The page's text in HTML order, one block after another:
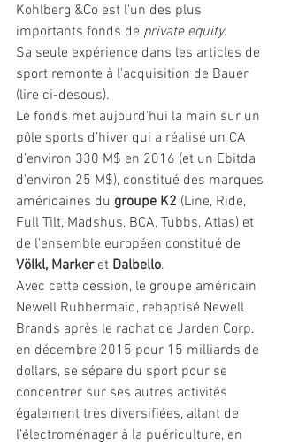
Kohlberg &Co est l'un des plus
importants fonds de private equity.
Sa seule expérience dans les articles de
sport remonte à l'acquisition de Bauer
(lire ci-desous).
Le fonds met aujourd'hui la main sur un
pôle sports d’hiver qui a réalisé un CA
d’environ 330 M$ en 2016 (et un Ebitda
d'environ 25 M$), constitué des marques
américaines du groupe K2 (Line, Ride,
Full Tilt, Madshus, BCA, Tubbs, Atlas) et
de l’ensemble européen constitué de
Völkl, Marker et Dalbello.
Avec cette cession, le groupe américain
Newell Rubbermaid, rebaptisé Newell
Brands après le rachat de Jarden Corp.
en décembre 2015 pour 15 milliards de
dollars, se sépare du sport pour se
concentrer sur ses autres activités
également très diversifiées, allant de
l’électroménager à la puériculture, en